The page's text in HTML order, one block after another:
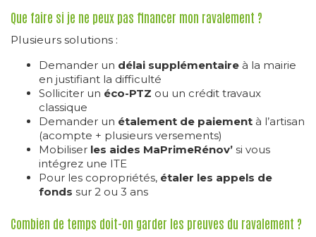
Que faire si je ne peux pas financer mon ravalement ?
Plusieurs solutions :
Demander un délai supplémentaire à la mairie
en justifiant la difficulté
Solliciter un éco-PTZ ou un crédit travaux
classique
Demander un étalement de paiement à l’artisan
(acompte + plusieurs versements)
Mobiliser les aides MaPrimeRénov’ si vous
intégrez une ITE
Pour les copropriétés, étaler les appels de
fonds sur 2 ou 3 ans
Combien de temps doit-on garder les preuves du ravalement ?